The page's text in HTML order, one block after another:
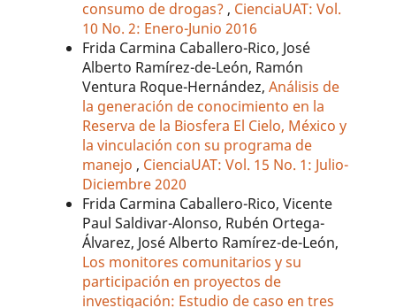
consumo de drogas? , CienciaUAT: Vol.
10 No. 2: Enero-Junio 2016
Frida Carmina Caballero-Rico, José
Alberto Ramírez-de-León, Ramón
Ventura Roque-Hernández,Análisis de
la generación de conocimiento en la
Reserva de la Biosfera El Cielo, México y
la vinculación con su programa de
manejo , CienciaUAT: Vol. 15 No. 1: Julio-
Diciembre 2020
Frida Carmina Caballero-Rico, Vicente
Paul Saldivar-Alonso, Rubén Ortega-
Álvarez, José Alberto Ramírez-de-León,
Los monitores comunitarios y su
participación en proyectos de
investigación: Estudio de caso en tres